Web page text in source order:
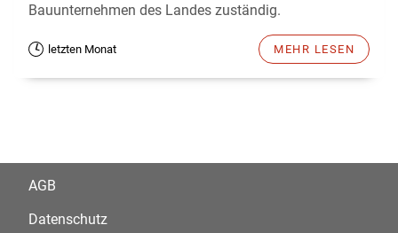
Bauunternehmen des Landes zuständig.
letzten Monat MEHR LESEN
AGB
Datenschutz